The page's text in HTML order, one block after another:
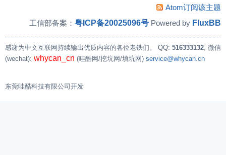
Atom订阅该主题
工信部备案： 粤ICP备20025096号 Powered by FluxBB
感谢为中文互联网持续输出优质内容的各位老铁们。 QQ: 516333132, 微信
(wechat): whycan_cn (哇酷网/挖坑网/填坑网) service@whycan.cn
东莞哇酷科技有限公司开发